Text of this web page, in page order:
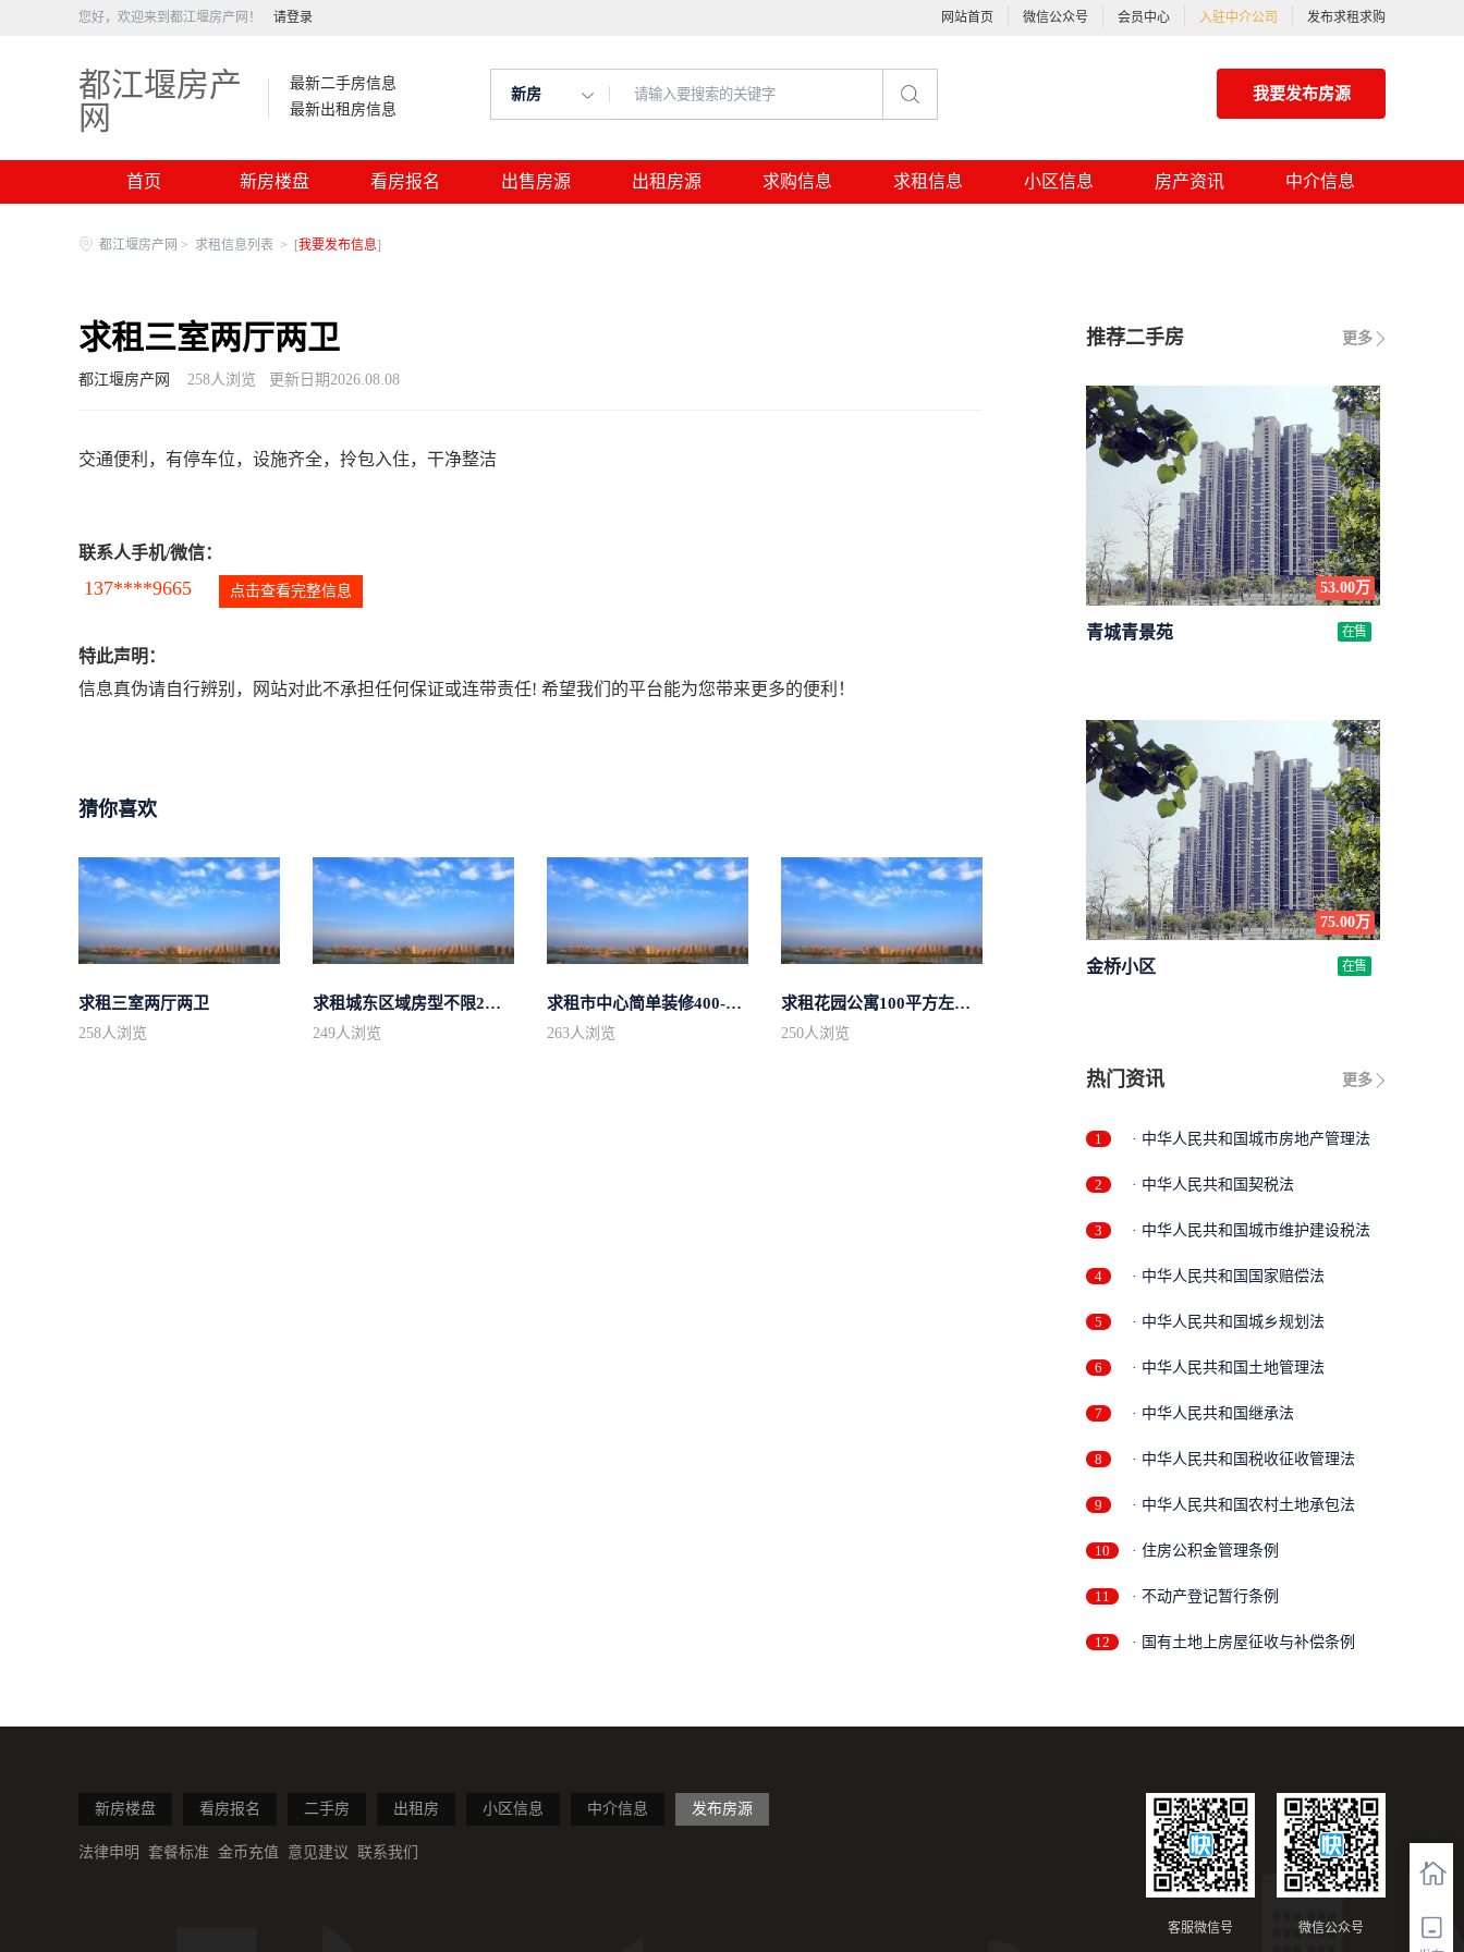
您好，欢迎来到都江堰房产网！ 请登录 网站首页 微信公众号 会员中心 入驻中介公司 发布求租求购
都江堰房产
网
最新二手房信息
最新出租房信息
新房 我要发布房源
首页 新房楼盘 看房报名 出售房源 出租房源 求购信息 求租信息 小区信息 房产资讯 中介信息
都江堰房产网 > 求租信息列表 > [我要发布信息]
求租三室两厅两卫
都江堰房产网 258人浏览 更新日期2026.08.08
交通便利，有停车位，设施齐全，拎包入住，干净整洁
联系人手机/微信：
137****9665 点击查看完整信息
特此声明：
信息真伪请自行辨别，网站对此不承担任何保证或连带责任! 希望我们的平台能为您带来更多的便利！
猜你喜欢
求租三室两厅两卫
258人浏览
求租城东区域房型不限2室2卫装修不限2...
249人浏览
求租市中心简单装修400-500
263人浏览
求租花园公寓100平方左右，电梯房
250人浏览
更多
推荐二手房
53.00万
青城青景苑 在售
75.00万
金桥小区 在售
更多
热门资讯
1 · 中华人民共和国城市房地产管理法
2 · 中华人民共和国契税法
3 · 中华人民共和国城市维护建设税法
4 · 中华人民共和国国家赔偿法
5 · 中华人民共和国城乡规划法
6 · 中华人民共和国土地管理法
7 · 中华人民共和国继承法
8 · 中华人民共和国税收征收管理法
9 · 中华人民共和国农村土地承包法
10 · 住房公积金管理条例
11 · 不动产登记暂行条例
12 · 国有土地上房屋征收与补偿条例
新房楼盘 看房报名 二手房 出租房 小区信息 中介信息 发布房源
法律申明 套餐标准 金币充值 意见建议 联系我们
微信公众号
客服微信号